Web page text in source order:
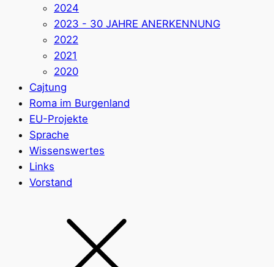
2024
2023 - 30 JAHRE ANERKENNUNG
2022
2021
2020
Cajtung
Roma im Burgenland
EU-Projekte
Sprache
Wissenswertes
Links
Vorstand